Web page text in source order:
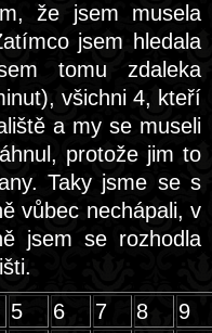
že jsem musela
jsem hledala
tomu zdaleka
všichni 4, kteří
a my se museli
protože jim to
Taky jsme se s
vůbec nechápali, v
jsem se rozhodla
5 6 7 8
9